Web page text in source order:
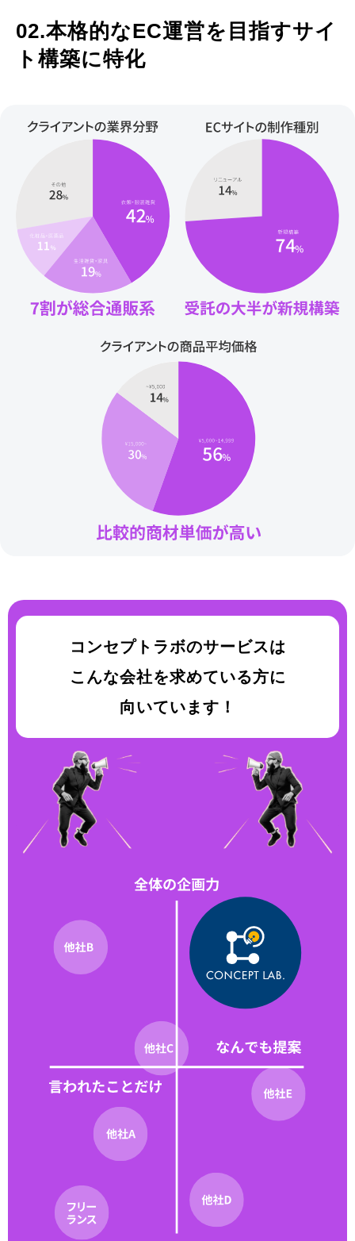
02.本格的なEC運営を⽬指すサイ
ト構築に特化
コンセプトラボのサービスは
こんな会社を求めている方に
向いています！